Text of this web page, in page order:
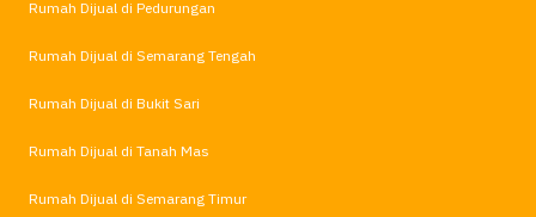
Rumah Dijual di Pedurungan
Rumah Dijual di Semarang Tengah
Rumah Dijual di Bukit Sari
Rumah Dijual di Tanah Mas
Rumah Dijual di Semarang Timur